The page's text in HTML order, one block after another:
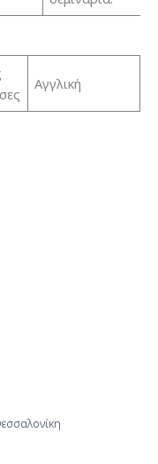
Αγγλική